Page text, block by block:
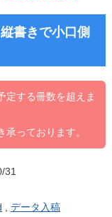
書きで小口側
定する冊数を超えま
っております。
31
データ入稿